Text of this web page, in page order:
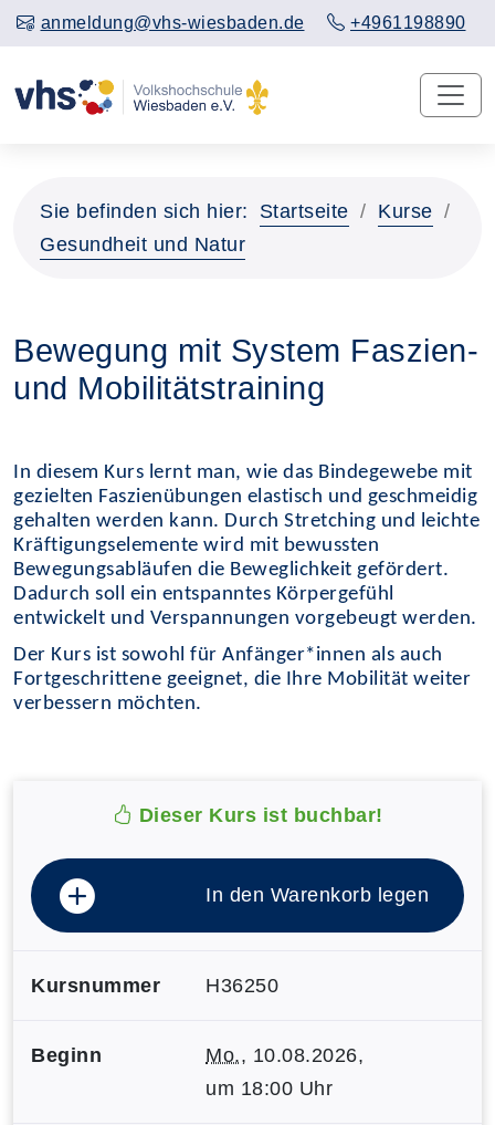
anmeldung@vhs-wiesbaden.de +4961198890
Sie befinden sich hier: Startseite
Kurse
Gesundheit und Natur
Bewegung mit System Faszien-
und Mobilitätstraining
In diesem Kurs lernt man, wie das Bindegewebe mit
gezielten Faszienübungen elastisch und geschmeidig
gehalten werden kann. Durch Stretching und leichte
Kräftigungselemente wird mit bewussten
Bewegungsabläufen die Beweglichkeit gefördert.
Dadurch soll ein entspanntes Körpergefühl
entwickelt und Verspannungen vorgebeugt werden.
Der Kurs ist sowohl für Anfänger*innen als auch
Fortgeschrittene geeignet, die Ihre Mobilität weiter
verbessern möchten.
Dieser Kurs ist buchbar!
In den Warenkorb legen
Kursnummer H36250
Beginn Mo., 10.08.2026,
um 18:00 Uhr